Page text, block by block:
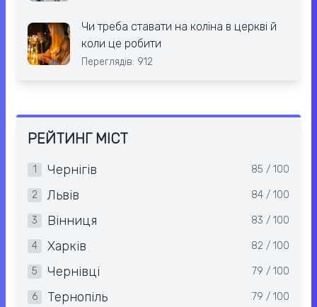
Чи треба ставати на коліна в церкві й
коли це робити
Переглядів: 912
РЕЙТИНГ МІСТ
1 Чернігів 85 / 100
2 Львів 84 / 100
3 Вінниця 83 / 100
4 Харків 82 / 100
5 Чернівці 79 / 100
6 Тернопіль 79 / 100